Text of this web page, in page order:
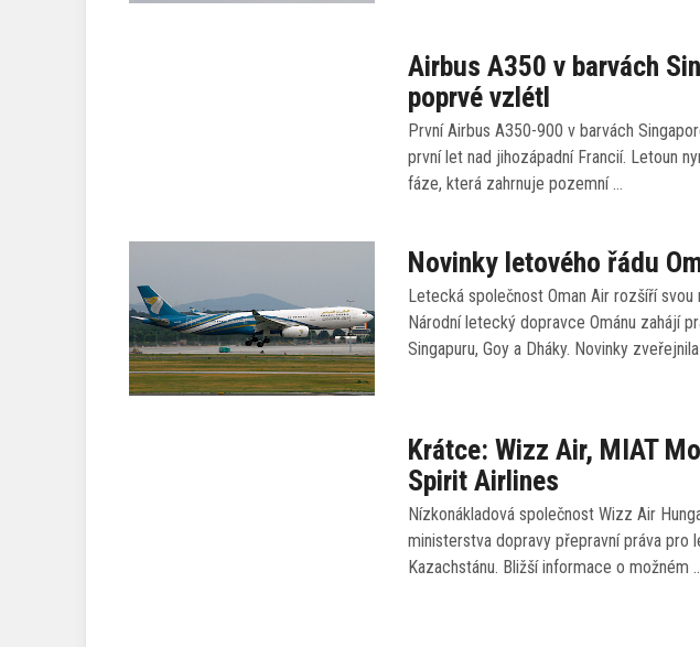
Airbus A350 v barvách
poprvé vzlétl
První Airbus A350-900 v barvách
první let nad jihozápadní Francií. Letoun
fáze, která zahrnuje pozemní …
Novinky letového řádu
Letecká společnost Oman Air rozšíří
Národní letecký dopravce Ománu zahájí
Singapuru, Goy a Dháky. Novinky
Krátce: Wizz Air, MIAT
Spirit Airlines
Nízkonákladová společnost Wizz Air
ministerstva dopravy přepravní práva pro
Kazachstánu. Bližší informace o možném